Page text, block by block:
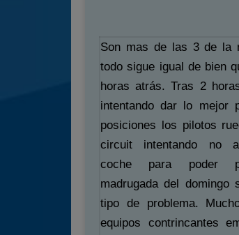
Son mas de las 3 de la
todo sigue igual de bien
horas atrás. Tras 2
intentando dar lo mejor
posiciones los pilotos
circuit intentando no
coche para poder
madrugada del domingo
tipo de problema.
equipos contrincantes